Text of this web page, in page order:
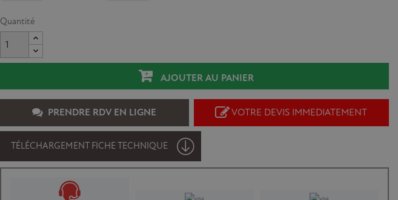
Quantité
AJOUTER AU PANIER
PRENDRE RDV EN LIGNE VOTRE DEVIS IMMEDIATEMENT
TÉLÉCHARGEMENT FICHE TECHNIQUE